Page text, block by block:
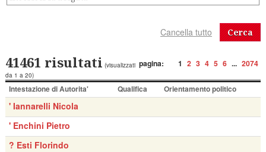
Cerca
pagina: 1 2 3 4 5 6 ... 2074
41461 risultati (visualizzati
da 1 a 20)
Intestazione di Autorita' Qualifica Orientamento politico
' Iannarelli Nicola
' Enchini Pietro
? Esti Florindo